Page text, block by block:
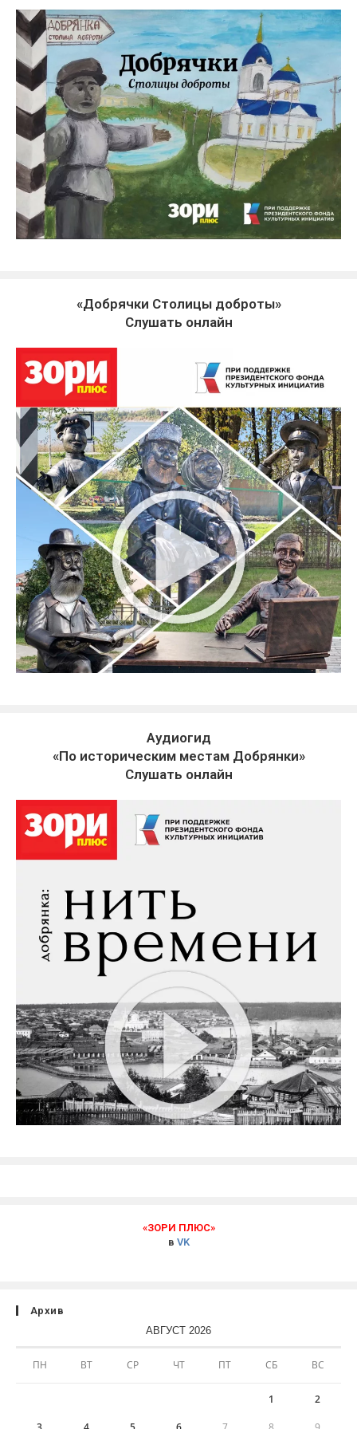
«Добрячки Столицы доброты»
Слушать онлайн
Аудиогид
«По историческим местам Добрянки»
Слушать онлайн
«ЗОРИ ПЛЮС»
в VK
Архив
АВГУСТ 2026
ПН ВТ СР ЧТ ПТ СБ ВС
1 2